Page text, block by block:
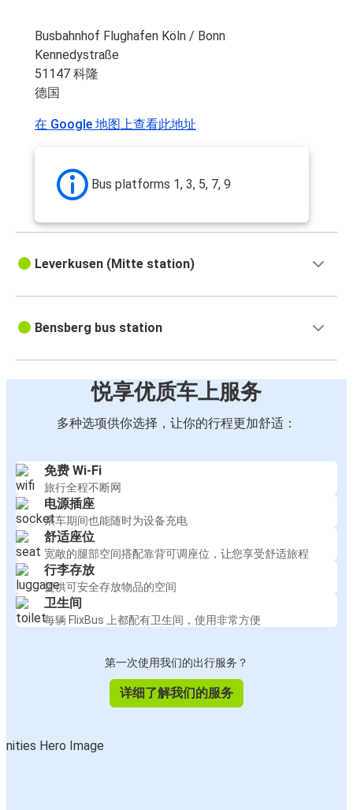
Busbahnhof Flughafen Köln / Bonn
Kennedystraße
51147 科隆
德国
在 Google 地图上查看此地址
Bus platforms 1, 3, 5, 7, 9
Leverkusen (Mitte station)
Bensberg bus station
悦享优质车上服务
多种选项供你选择，让你的行程更加舒适：
免费 Wi-Fi
旅行全程不断网
电源插座
乘车期间也能随时为设备充电
舒适座位
宽敞的腿部空间搭配靠背可调座位，让您享受舒适旅程
行李存放
提供可安全存放物品的空间
卫生间
每辆 FlixBus 上都配有卫生间，使用非常方便
第一次使用我们的出行服务？
详细了解我们的服务